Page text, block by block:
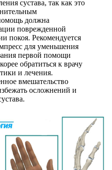
сустава, так как это
должна
поврежденной
покоя. Рекомендуется
для уменьшения
первой помощи
обратиться к врачу
и лечения.
вмешательство
осложнений и